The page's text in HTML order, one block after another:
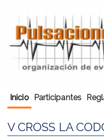
Inicio Participantes
V CROSS LA